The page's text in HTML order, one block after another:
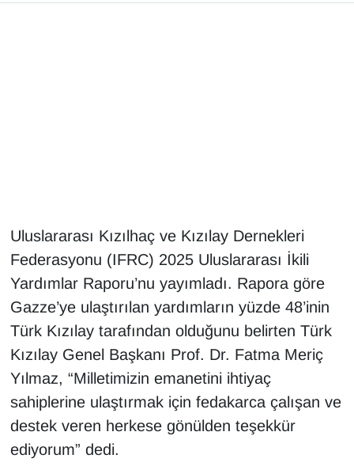
Uluslararası Kızılhaç ve Kızılay Dernekleri
Federasyonu (IFRC) 2025 Uluslararası İkili
Yardımlar Raporu’nu yayımladı. Rapora göre
Gazze’ye ulaştırılan yardımların yüzde 48’inin
Türk Kızılay tarafından olduğunu belirten Türk
Kızılay Genel Başkanı Prof. Dr. Fatma Meriç
Yılmaz, “Milletimizin emanetini ihtiyaç
sahiplerine ulaştırmak için fedakarca çalışan ve
destek veren herkese gönülden teşekkür
ediyorum” dedi.
GENEL
Kamu Alımları
Kim Kimdir?
Kültür & Sanat
KURDÎ
MAGAZİN